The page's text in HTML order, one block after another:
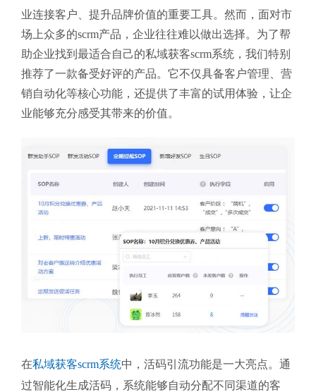
业连接客户、提升品牌价值的重要工具。然而，面对市
场上众多的scrm产品，企业往往难以做出选择。为了帮
助企业找到最适合自己的私域获客scrm系统，我们特别
推荐了一款备受好评的产品。它不仅具备客户管理、营
销自动化等核心功能，还提供了丰富的试用体验，让企
业能够充分感受其带来的价值。
在私域获客scrm系统中，活码引流功能是一大亮点。通
过智能化生成活码，系统能够自动分配不同渠道的客